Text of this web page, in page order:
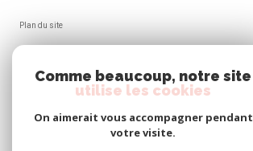
Plan du site
Comme beaucoup, notre site
utilise les cookies
On aimerait vous accompagner pendant
votre visite.